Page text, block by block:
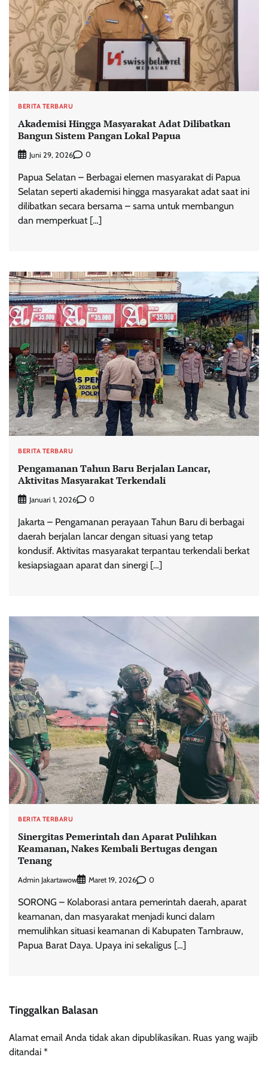
BERITA TERBARU
Akademisi Hingga Masyarakat Adat Dilibatkan
Bangun Sistem Pangan Lokal Papua
Juni 29, 2026 0
Papua Selatan – Berbagai elemen masyarakat di Papua
Selatan seperti akademisi hingga masyarakat adat saat ini
dilibatkan secara bersama – sama untuk membangun
dan memperkuat […]
BERITA TERBARU
Pengamanan Tahun Baru Berjalan Lancar,
Aktivitas Masyarakat Terkendali
Januari 1, 2026 0
Jakarta – Pengamanan perayaan Tahun Baru di berbagai
daerah berjalan lancar dengan situasi yang tetap
kondusif. Aktivitas masyarakat terpantau terkendali berkat
kesiapsiagaan aparat dan sinergi […]
BERITA TERBARU
Sinergitas Pemerintah dan Aparat Pulihkan
Keamanan, Nakes Kembali Bertugas dengan
Tenang
Admin Jakartawow Maret 19, 2026 0
SORONG – Kolaborasi antara pemerintah daerah, aparat
keamanan, dan masyarakat menjadi kunci dalam
memulihkan situasi keamanan di Kabupaten Tambrauw,
Papua Barat Daya. Upaya ini sekaligus […]
Tinggalkan Balasan
Alamat email Anda tidak akan dipublikasikan. Ruas yang wajib
ditandai *